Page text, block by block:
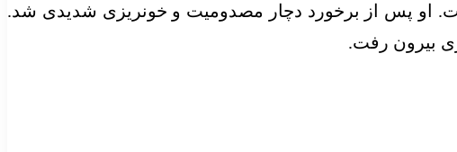
مدافع الریان داشت. او پس از برخورد دچار مصدومیت و خونریزی شدیدی شد.
بیرون رفت.